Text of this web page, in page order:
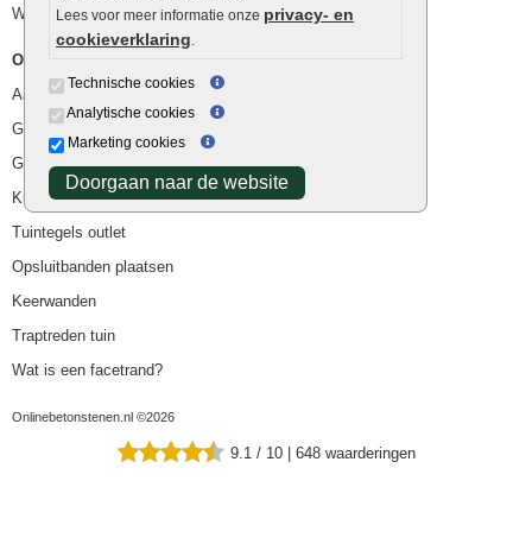
Lees voor meer informatie onze privacy- en
cookieverklaring
Technische cookies
Analytische cookies
Marketing cookies
Doorgaan naar de website
Waterafvoer
Overig
Aanbiedingen
Goedkope bestrating
Goedkope tuintegels
Kunstgras
Tuintegels outlet
Opsluitbanden plaatsen
Keerwanden
Traptreden tuin
Wat is een facetrand?
Onlinebetonstenen.nl ©2026
9.1 / 10 | 648 waarderingen